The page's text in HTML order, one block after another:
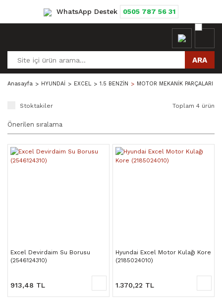
WhatsApp Destek 0505 787 56 31
ARA
Anasayfa HYUNDAİ EXCEL 1.5 BENZİN MOTOR MEKANİK PARÇALARI
Stoktakiler Toplam 4 ürün
Excel Devirdaim Su Borusu
(2546124310)
913,48 TL
Hyundai Excel Motor Kulağı Kore
(2185024010)
1.370,22 TL